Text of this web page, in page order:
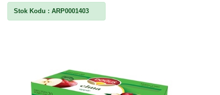
Stok Kodu : ARP0001403